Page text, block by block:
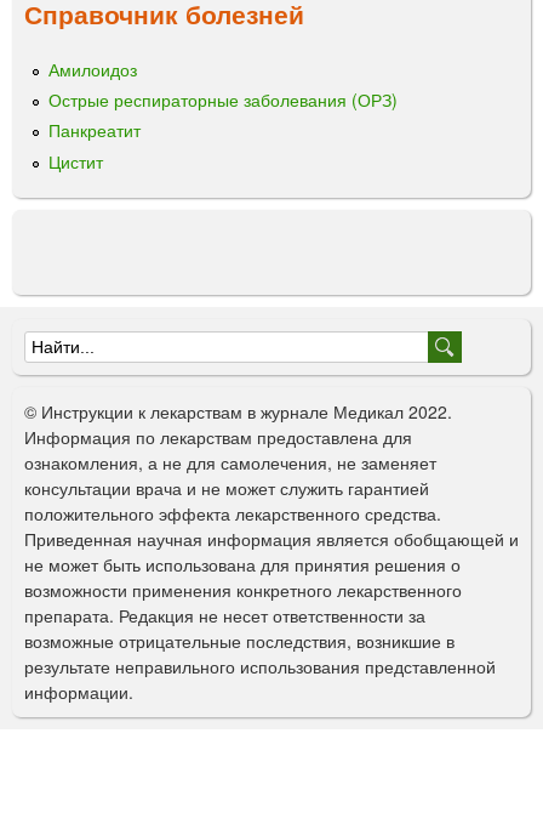
и
у
з
и
Справочник болезней
Амилоидоз
Острые респираторные заболевания (ОРЗ)
Панкреатит
Цистит
Ф
о
р
м
а
п
о
и
с
к
© Инструкции к лекарствам в журнале Медикал 2022.
Информация по лекарствам предоставлена для
ознакомления, а не для самолечения, не заменяет
консультации врача и не может служить гарантией
положительного эффекта лекарственного средства.
Приведенная научная информация является обобщающей и
не может быть использована для принятия решения о
возможности применения конкретного лекарственного
препарата. Редакция не несет ответственности за
возможные отрицательные последствия, возникшие в
результате неправильного использования представленной
информации.